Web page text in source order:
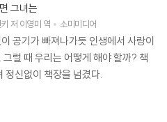
상｜캐나다판타지아영화제 애니메
상 아트부문｜제59회 마이니치영화
장편영화부문 우수상
터. 어느 정도의 속도로 살아가야,
코토 감독의 최대 강점이라고 할 수
과 어우러져 ‘색채의 마술사’라는
그녀는
저 이영미 역 소미미디어
공기가 빠져나가듯 인생에서 사랑이
그럴 때 우리는 어떻게 해야 할까? 책
정신없이 책장을 넘겼다.